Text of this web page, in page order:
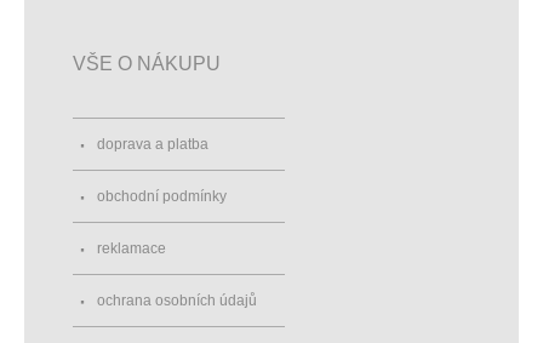
VŠE O NÁKUPU
doprava a platba
obchodní podmínky
reklamace
ochrana osobních údajů